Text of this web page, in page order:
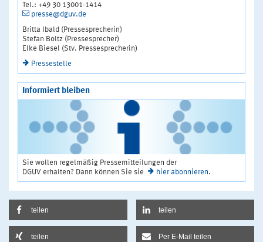
Tel.: +49 30 13001-1414
presse@dguv.de
Britta Ibald (Pressesprecherin)
Stefan Boltz (Pressesprecher)
Elke Biesel (Stv. Pressesprecherin)
Pressestelle
Informiert bleiben
Sie wollen regelmäßig Pressemitteilungen der
DGUV erhalten? Dann können Sie sie
hier abonnieren.
teilen teilen
teilen Per E-Mail teilen